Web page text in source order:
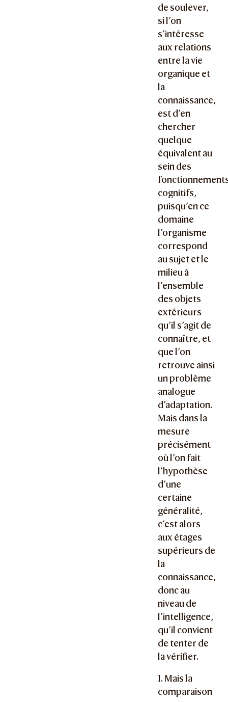
de soulever,
si l’on
s’intéresse
aux relations
entre la vie
organique et
la
connaissance,
est d’en
chercher
quelque
équivalent au
sein des
cognitifs,
puisqu’en ce
domaine
l’organisme
correspond
au sujet et le
milieu à
l’ensemble
des objets
extérieurs
qu’il s’agit de
connaître, et
que l’on
retrouve ainsi
un problème
analogue
d’adaptation.
Mais dans la
mesure
précisément
où l’on fait
l’hypothèse
d’une
certaine
généralité,
c’est alors
aux étages
supérieurs de
la
connaissance,
donc au
niveau de
l’intelligence,
qu’il convient
de tenter de
la vérifier.
I. Mais la
comparaison